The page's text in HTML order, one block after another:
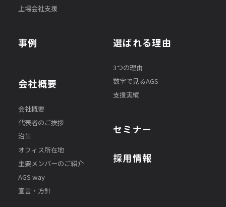
上場会社支援
事例 選ばれる理由
3つの理由
数字で見るAGS
支援実績
会社概要
会社概要
代表者のご挨拶
沿革
オフィス所在地
主要メンバーのご紹介
AGS way
宣言・方針
セミナー
採用情報